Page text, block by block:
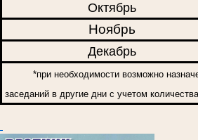
Октябрь
Ноябрь
Декабрь
*при необходимости возможно
заседаний в другие дни с учетом